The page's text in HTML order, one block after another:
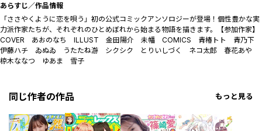
あらすじ／作品情報
「ささやくように恋を唄う」初の公式コミックアンソロジーが登場！個性豊かな実
力派作家たちが、それぞれのひとめぼれから始まる物語を描きます。【参加作家】
COVER あおのなち ILLUST 金田陽介 未幡 COMICS 青椿トト 青乃下
伊藤ハチ ゐぬゐ うたたね游 シクシク とりいしづく ネコ太郎 春花あや
椋木ななつ ゆあま 雪子
同じ作者の作品 もっと見る